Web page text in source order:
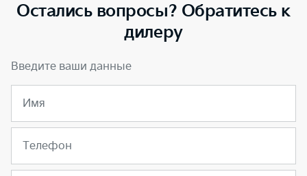
Остались вопросы? Обратитесь к
дилеру
Введите ваши данные
Имя
Телефон